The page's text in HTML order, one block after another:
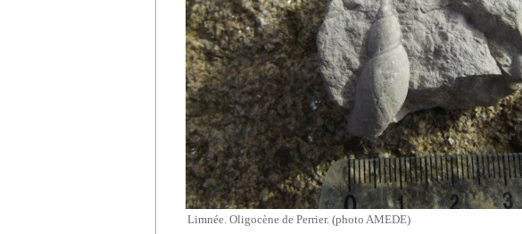
Limnée. Oligocène de Perrier. (photo AMEDE)